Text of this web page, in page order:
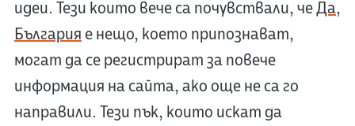
идеи. Тези които вече са почувствали, чеДа,
България е нещо, което припознават,
могат да се регистрират за повече
информация на сайта, ако още не са го
направили. Тези пък, които искат да